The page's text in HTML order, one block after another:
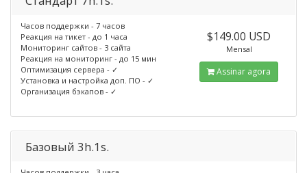
Часов поддержки - 7 часов
Реакция на тикет - до 1 часа
Мониторинг сайтов - 3 сайта
Реакция на мониторинг - до 15 мин
Оптимизация сервера - ✓
Установка и настройка доп. ПО - ✓
Организация бэкапов - ✓
$149.00 USD
Mensal
Assinar agora
Базовый 3h.1s.